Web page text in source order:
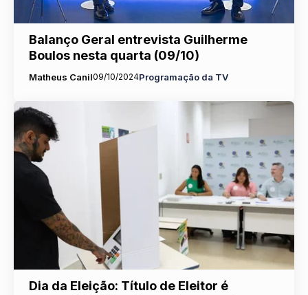
Balanço Geral entrevista Guilherme
Boulos nesta quarta (09/10)
Matheus Canil09/10/2024Programação da TV
Dia da Eleição: Título de Eleitor é